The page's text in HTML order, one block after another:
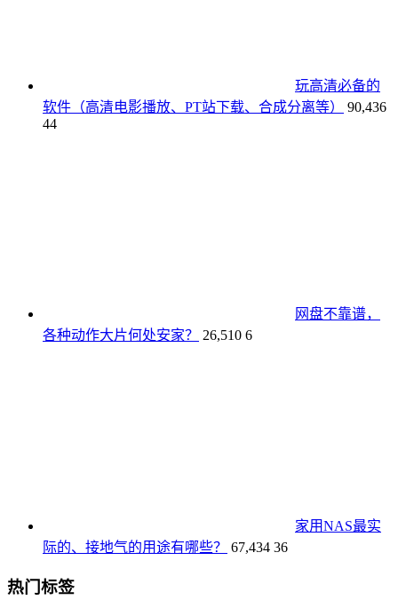
玩高清必备的
软件（高清电影播放、PT站下载、合成分离等）
90,436
44
网盘不靠谱，
各种动作大片何处安家？
26,510 6
家用NAS最实
际的、接地气的用途有哪些？
67,434 36
热门标签